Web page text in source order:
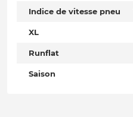
Indice de vitesse pneu
XL
Runflat
Saison